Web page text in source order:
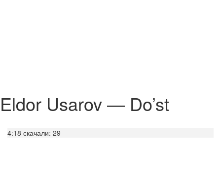
Eldor Usarov — Do’st
4:18 скачали: 29